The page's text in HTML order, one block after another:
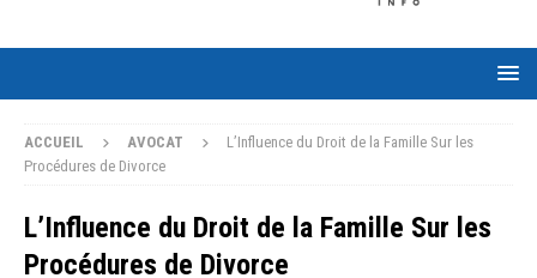
ACCUEIL AVOCAT
L’Influence du Droit de la Famille Sur les
Procédures de Divorce
L’Influence du Droit de la Famille Sur les
Procédures de Divorce